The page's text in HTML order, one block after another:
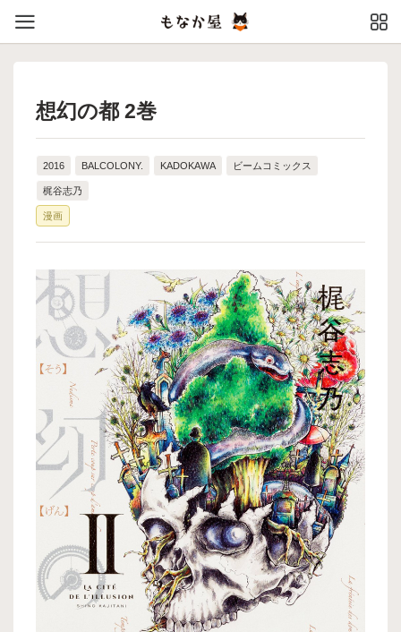
想幻の都 2巻
2016 BALCOLONY. KADOKAWA ビームコミックス
梶谷志乃
漫画